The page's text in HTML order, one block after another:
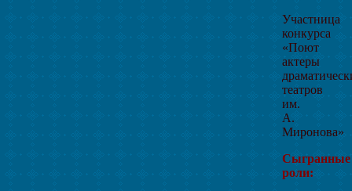
Участница
конкурса
«Поют
актеры
театров
им.
А.
Миронова»
Сыгранные
роли: